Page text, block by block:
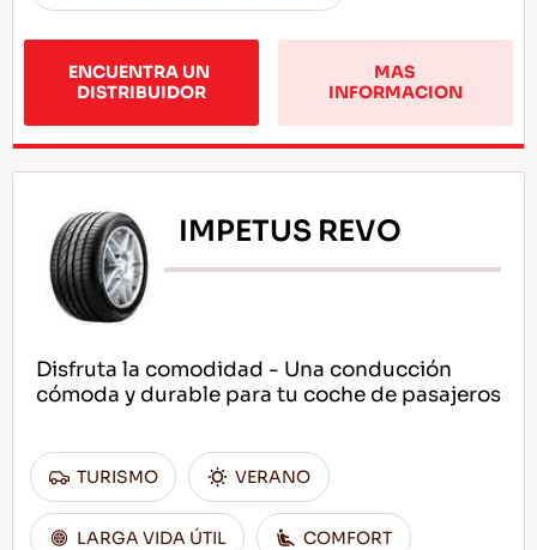
ENCUENTRA UN
DISTRIBUIDOR
MAS
INFORMACION
IMPETUS REVO
Disfruta la comodidad - Una conducción
cómoda y durable para tu coche de pasajeros
TURISMO VERANO
LARGA VIDA ÚTIL COMFORT